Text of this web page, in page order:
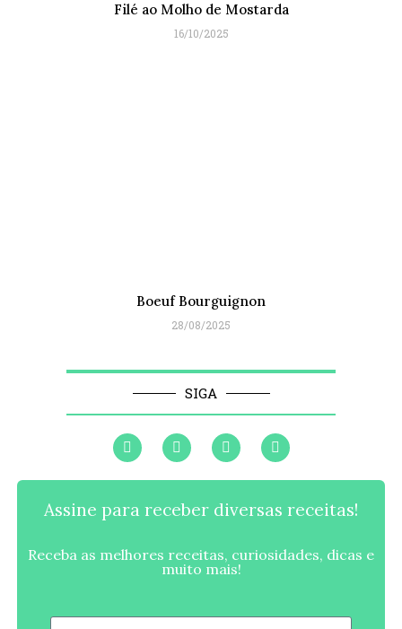
Filé ao Molho de Mostarda
16/10/2025
Boeuf Bourguignon
28/08/2025
SIGA
Assine para receber diversas receitas!
Receba as melhores receitas, curiosidades, dicas e
muito mais!